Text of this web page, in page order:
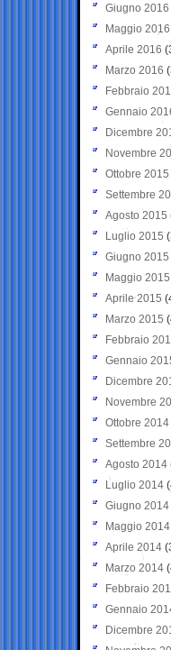
Giugno 2016
Maggio 2016
Aprile 2016
Marzo 2016
Febbraio
Gennaio
Dicembre
Novembre
Ottobre 2015
Settembre
Agosto 2015
Luglio 2015
Giugno 2015
Maggio 2015
Aprile 2015
Marzo 2015
Febbraio
Gennaio
Dicembre
Novembre
Ottobre 2014
Settembre
Agosto 2014
Luglio 2014
Giugno 2014
Maggio 2014
Aprile 2014
Marzo 2014
Febbraio
Gennaio
Dicembre